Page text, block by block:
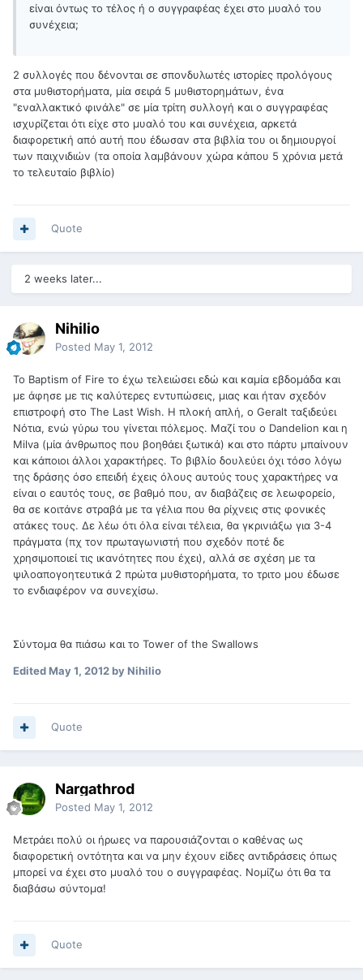
είναι όντως το τέλος ή ο συγγραφέας έχει στο μυαλό του
συνέχεια;
2 συλλογές που δένονται σε σπονδυλωτές ιστορίες προλόγους
στα μυθιστορήματα, μία σειρά 5 μυθιστορημάτων, ένα
"εναλλακτικό φινάλε" σε μία τρίτη συλλογή και ο συγγραφέας
ισχυρίζεται ότι είχε στο μυαλό του και συνέχεια, αρκετά
διαφορετική από αυτή που έδωσαν στα βιβλία του οι δημιουργοί
των παιχνιδιών (τα οποία λαμβάνουν χώρα κάπου 5 χρόνια μετά
το τελευταίο βιβλίο)
Quote
2 weeks later...
Nihilio
Posted May 1, 2012
Το Baptism of Fire το έχω τελειώσει εδώ και καμία εβδομάδα και
με άφησε με τις καλύτερες εντυπώσεις, μιας και ήταν σχεδόν
επιστροφή στο The Last Wish. Η πλοκή απλή, ο Geralt ταξιδεύει
Νότια, ενώ γύρω του γίνεται πόλεμος. Μαζί του ο Dandelion και η
Milva (μία άνθρωπος που βοηθάει ξωτικά) και στο πάρτυ μπαίνουν
και κάποιοι άλλοι χαρακτήρες. Το βιβλίο δουλεύει όχι τόσο λόγω
της δράσης όσο επειδή έχεις όλους αυτούς τους χαρακτήρες να
είναι ο εαυτός τους, σε βαθμό που, αν διαβάζεις σε λεωφορείο,
θα σε κοιτάνε στραβά με τα γέλια που θα ρίχνεις στις φονικές
ατάκες τους. Δε λέω ότι όλα είναι τέλεια, θα γκρινιάξω για 3-4
πράγματα (πχ τον πρωταγωνιστή που σχεδόν ποτέ δε
χρησιμοποιεί τις ικανότητες που έχει), αλλά σε σχέση με τα
ψιλοαπογοητευτικά 2 πρώτα μυθιστορήματα, το τριτο μου έδωσε
το ενδιαφέρον να συνεχίσω.
Σύντομα θα πιάσω και το Tower of the Swallows
EditedMay 1, 2012by Nihilio
Quote
Nargathrod
Posted May 1, 2012
Μετράει πολύ οι ήρωες να παρουσιάζονται ο καθένας ως
διαφορετική οντότητα και να μην έχουν είδες αντιδράσεις όπως
μπορεί να έχει στο μυαλό του ο συγγραφέας. Νομίζω ότι θα τα
διαβάσω σύντομα!
Quote